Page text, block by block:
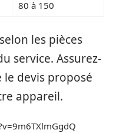
80 à 150
les pièces
service. Assurez-
devis proposé
appareil.